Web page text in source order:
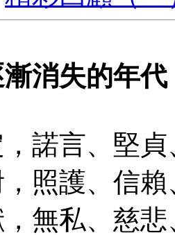
消失的年
諾言、堅
照護、信
無私、慈